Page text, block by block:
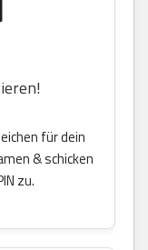
für dein
& schicken
zu.